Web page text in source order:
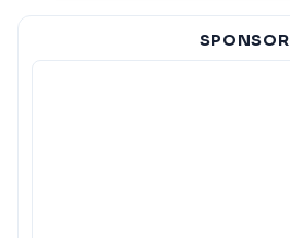
SPONSOR